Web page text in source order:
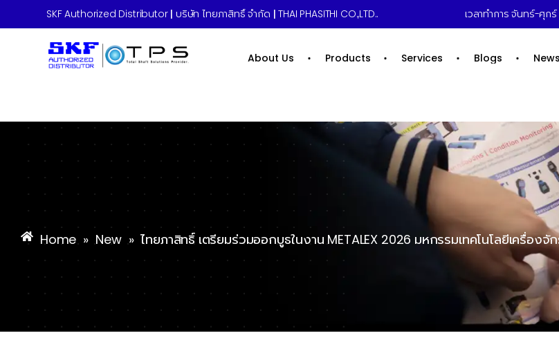
SKF Authorized Distributor | บริษัท ไทยภาสิทธิ์ จำกัด | THAI PHASITHI CO.,LTD.. เวลาทำการ จันทร์-ศุก
About Us Products Services Blogs News
Home » New » ไทยภาสิทธิ์ เตรียมร่วมออกบูธในงาน METALEX 2026 มหกรรมเทคโนโลยีเครื่อง